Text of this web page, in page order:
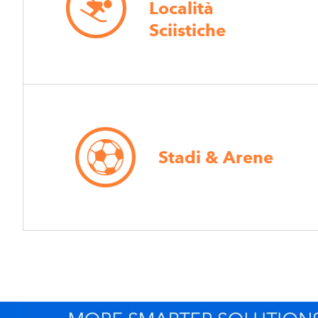
Località
Sciistiche
Stadi & Arene